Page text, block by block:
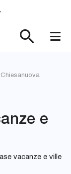
Chiesanuova
e
vacanze e ville